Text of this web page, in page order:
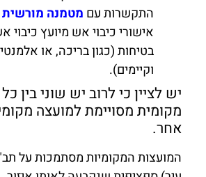
התקשרות עם מטמנה מורשית
אישורי כיבוי אש מיועץ כיבוי
בטיחות (כגון בריכה, או
וקיימים).
יש לציין כי לרוב יש שוני בין
מקומית מסויימת למועצה
אחר.
המועצות המקומיות מסתמכות על